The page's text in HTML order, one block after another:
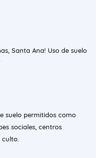
Santa Ana! Uso de suelo
suelo permitidos como
sociales, centros